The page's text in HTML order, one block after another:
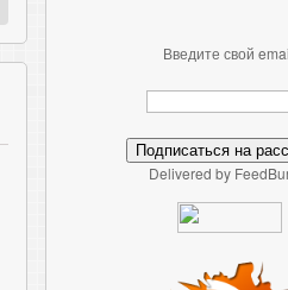
Введите свой
Delivered by